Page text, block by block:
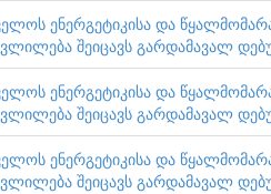
ენერგეტიკისა და
შეიცავს გარდამავალ
ენერგეტიკისა და
შეიცავს გარდამავალ
ენერგეტიკისა და
შეიცავს გარდამავალ